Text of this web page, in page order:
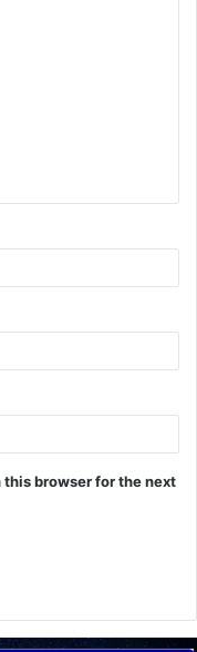
browser for the next